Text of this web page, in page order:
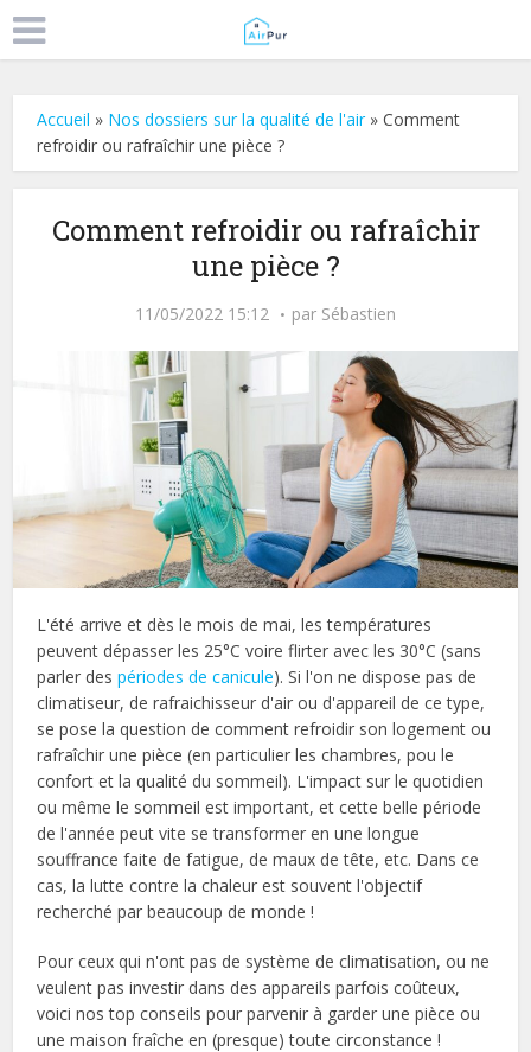
Accueil » Nos dossiers sur la qualité de l'air»Comment
refroidir ou rafraîchir une pièce ?
Comment refroidir ou rafraîchir
une pièce ?
11/05/2022 15:12 par Sébastien
L'été arrive et dès le mois de mai, les températures
peuvent dépasser les 25°C voire flirter avec les 30°C (sans
parler despériodes de canicule). Si l'on ne dispose pas de
climatiseur, de rafraichisseur d'air ou d'appareil de ce type,
se pose la question de comment refroidir son logement ou
rafraîchir une pièce (en particulier les chambres, pou le
confort et la qualité du sommeil). L'impact sur le quotidien
ou même le sommeil est important, et cette belle période
de l'année peut vite se transformer en une longue
souffrance faite de fatigue, de maux de tête, etc. Dans ce
cas, la lutte contre la chaleur est souvent l'objectif
recherché par beaucoup de monde !
Pour ceux qui n'ont pas de système de climatisation, ou ne
veulent pas investir dans des appareils parfois coûteux,
voici nos top conseils pour parvenir à garder une pièce ou
une maison fraîche en (presque) toute circonstance !